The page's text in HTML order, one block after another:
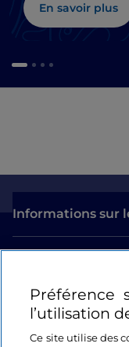
En savoir plus
Informations sur
Se connecter
Suivez-nous
Préférence
l’utilisation
Ce site utilise des